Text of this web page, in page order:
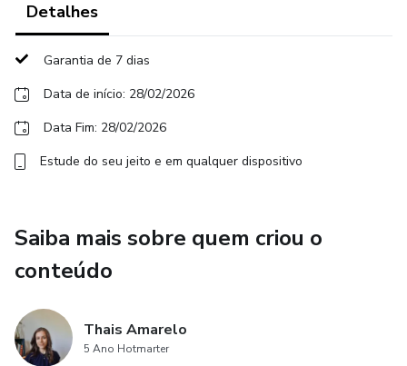
cognitivas, com ferramentas somáticas, sistêmicas e
O Laboratório Transcender é um espaço de investigação e
experimentaçã com estrutura, método e responsabilidade
emocional, pensado especialmente para mulheres
sensíveis e profundas que:
si própria com o que deseja criar
– Se ve duvidando da própria capacidade de realizar
– Quer expandir sem perder o eixo e o seu centro em
Detalhes
Garantia de 7 dias
Data de início: 28/02/2026
Data Fim: 28/02/2026
Estude do seu jeito e em qualquer dispositivo
Saiba mais sobre quem criou o
conteúdo
Thais Amarelo
5 Ano Hotmarter